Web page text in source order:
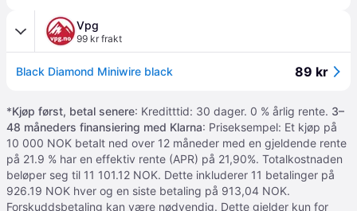
Vpg
99 kr frakt
Black Diamond Miniwire black 89 kr
*Kjøp først, betal senere: Kreditttid: 30 dager. 0 % årlig rente. 3–
48 måneders finansiering med Klarna: Priseksempel: Et kjøp på
10 000 NOK betalt ned over 12 måneder med en gjeldende rente
på 21.9 % har en effektiv rente (APR) på 21,90%. Totalkostnaden
beløper seg til 11 101.12 NOK. Dette inkluderer 11 betalinger på
926.19 NOK hver og en siste betaling på 913,04 NOK.
Forskuddsbetaling kan være nødvendig. Dette gjelder kun for